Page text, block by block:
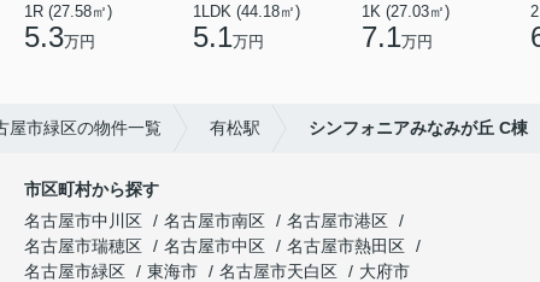
1R (27.58㎡)
5.3万円
1LDK (44.18㎡)
5.1万円
1K (27.03㎡)
7.1万円
屋市緑区の物件一覧 有松駅 シンフォニアみなみが丘 C棟
市区町村から探す
名古屋市中川区
名古屋市南区
名古屋市港区
名古屋市瑞穂区
名古屋市中区
名古屋市熱田区
名古屋市緑区
東海市 名古屋市天白区
大府市